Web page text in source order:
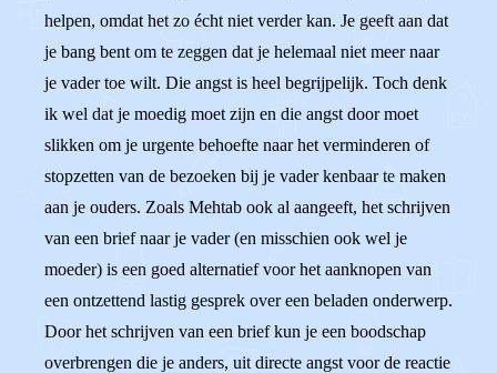
helpen, omdat het zo écht niet verder kan. Je geeft aan dat
je bang bent om te zeggen dat je helemaal niet meer naar
je vader toe wilt. Die angst is heel begrijpelijk. Toch denk
ik wel dat je moedig moet zijn en die angst door moet
slikken om je urgente behoefte naar het verminderen of
stopzetten van de bezoeken bij je vader kenbaar te maken
aan je ouders. Zoals Mehtab ook al aangeeft, het schrijven
van een brief naar je vader (en misschien ook wel je
moeder) is een goed alternatief voor het aanknopen van
een ontzettend lastig gesprek over een beladen onderwerp.
Door het schrijven van een brief kun je een boodschap
overbrengen die je anders, uit directe angst voor de reactie